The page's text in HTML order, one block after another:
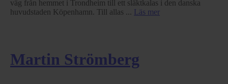
väg från hemmet i Trondheim till ett släktkalas i den danska
huvudstaden Köpenhamn. Till allas ... Läs mer
Martin Strömberg